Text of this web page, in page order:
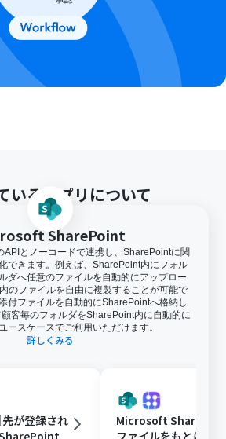
以上のプランでご利用いただける機能
）となっております。フリープランの場
フローボットのオペレーションはエラ
、ご注意ください。
有料プランは、2週間の無料トライアル
レーションでの取り扱い可能なファイ
記をご参照ください。
yoom/ja/articles/9413924
が5つを越えるフローボットを作成する
以上のプランで設定可能です。フリープ
ーボットが起動しないため、ご注意く
いるアプリについて
SharePoint
APIとノーコードで連携し、SharePointに関
できます。例えば、SharePoint内にフォル
ダへ任意のファイルを自動的にアップロー
のファイルを自由に複製することが可能で
付ファイルを自動的にSharePointへ格納し
客毎のフォルダをSharePoint内に自動的に
ースケースでご利用いただけます。
詳しくみる
が登録され
Microsoft
ファイルをもとに、